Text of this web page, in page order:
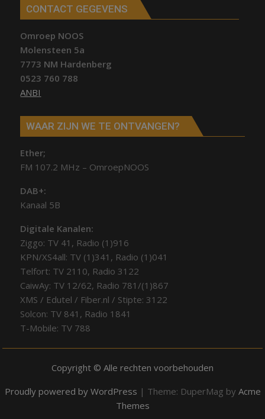
CONTACT GEGEVENS
Omroep NOOS
Molensteen 5a
7773 NM Hardenberg
0523 760 788
ANBI
WAAR ZIJN WE TE ONTVANGEN?
Ether;
FM 107.2 MHz – OmroepNOOS
DAB+:
Kanaal 5B
Digitale Kanalen:
Ziggo: TV 41, Radio (1)916
KPN/XS4all: TV (1)341, Radio (1)041
Telfort: TV 2110, Radio 3122
CaiwAy: TV 12/62, Radio 781/(1)867
XMS / Edutel / Fiber.nl / Stipte: 3122
Solcon: TV 841, Radio 1841
T-Mobile: TV 788
Copyright © Alle rechten voorbehouden
Proudly powered by WordPress | Theme: DuperMag by Acme
Themes